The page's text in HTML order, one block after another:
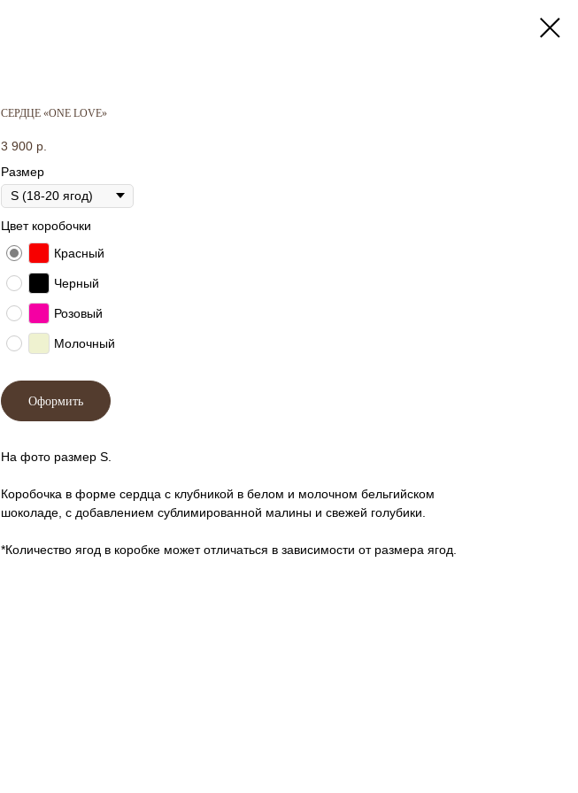
СЕРДЦЕ «ONE LOVE»
3 900 р.
Размер
Цвет коробочки
Красный
Черный
Розовый
Молочный
Оформить
На фото размер S.
Коробочка в форме сердца с клубникой в белом и молочном бельгийском
шоколаде, с добавлением сублимированной малины и свежей голубики.
*Количество ягод в коробке может отличаться в зависимости от размера ягод.